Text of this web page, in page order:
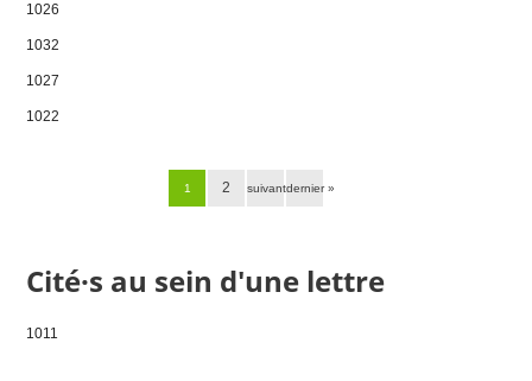
1026
1032
1027
1022
1 2 suivant ›dernier »
Cité·s au sein d'une lettre
1011